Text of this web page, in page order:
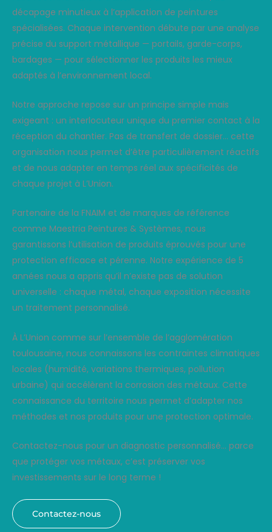
décapage minutieux à l’application de peintures
spécialisées. Chaque intervention débute par une analyse
précise du support métallique — portails, garde-corps,
bardages — pour sélectionner les produits les mieux
adaptés à l’environnement local.
Notre approche repose sur un principe simple mais
exigeant : un interlocuteur unique du premier contact à la
réception du chantier. Pas de transfert de dossier… cette
organisation nous permet d’être particulièrement réactifs
et de nous adapter en temps réel aux spécificités de
chaque projet à L’Union.
Partenaire de la FNAIM et de marques de référence
comme Maestria Peintures & Systèmes, nous
garantissons l’utilisation de produits éprouvés pour une
protection efficace et pérenne. Notre expérience de 5
années nous a appris qu’il n’existe pas de solution
universelle : chaque métal, chaque exposition nécessite
un traitement personnalisé.
À L’Union comme sur l’ensemble de l’agglomération
toulousaine, nous connaissons les contraintes climatiques
locales (humidité, variations thermiques, pollution
urbaine) qui accélèrent la corrosion des métaux. Cette
connaissance du territoire nous permet d’adapter nos
méthodes et nos produits pour une protection optimale.
Contactez-nous pour un diagnostic personnalisé… parce
que protéger vos métaux, c’est préserver vos
investissements sur le long terme !
Contactez-nous